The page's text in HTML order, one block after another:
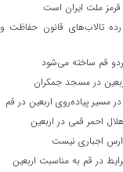
ملت ایران است
تالاب‌های قانون حفاظت و
قم ساخته می‌شود
اجباری نیست